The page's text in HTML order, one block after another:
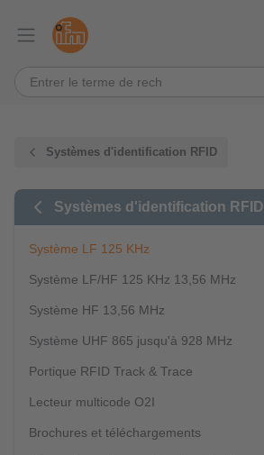
Systèmes d'identification RFID
Systèmes d'identification RFID
Système LF 125 KHz
Système LF/HF 125 KHz 13,56 MHz
Système HF 13,56 MHz
Système UHF 865 jusqu'à 928 MHz
Portique RFID Track & Trace
Lecteur multicode O2I
Brochures et téléchargements